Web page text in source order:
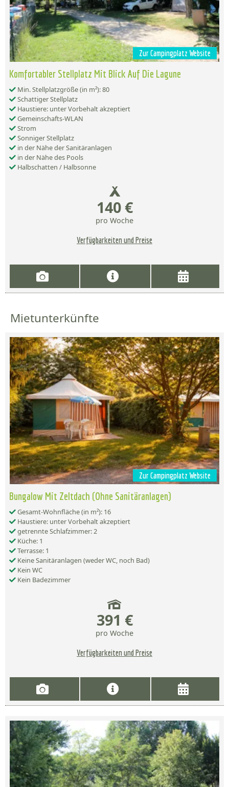
Zur Campingplatz Website
Komfortabler Stellplatz Mit Blick Auf Die Lagune
Min. Stellplatzgröße (in m²): 80
Schattiger Stellplatz
Haustiere: unter Vorbehalt akzeptiert
Gemeinschafts-WLAN
Strom
Sonniger Stellplatz
in der Nähe der Sanitäranlagen
in der Nähe des Pools
Halbschatten / Halbsonne
140 €
pro Woche
Verfügbarkeiten und Preise
Mietunterkünfte
Zur Campingplatz Website
Bungalow Mit Zeltdach (Ohne Sanitäranlagen)
Gesamt-Wohnfläche (in m²): 16
Haustiere: unter Vorbehalt akzeptiert
getrennte Schlafzimmer: 2
Küche: 1
Terrasse: 1
Keine Sanitäranlagen (weder WC, noch Bad)
Kein WC
Kein Badezimmer
391 €
pro Woche
Verfügbarkeiten und Preise